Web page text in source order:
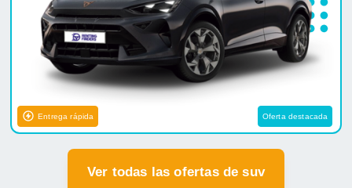
Entrega rápida Oferta destacada
Ver todas las ofertas de suv